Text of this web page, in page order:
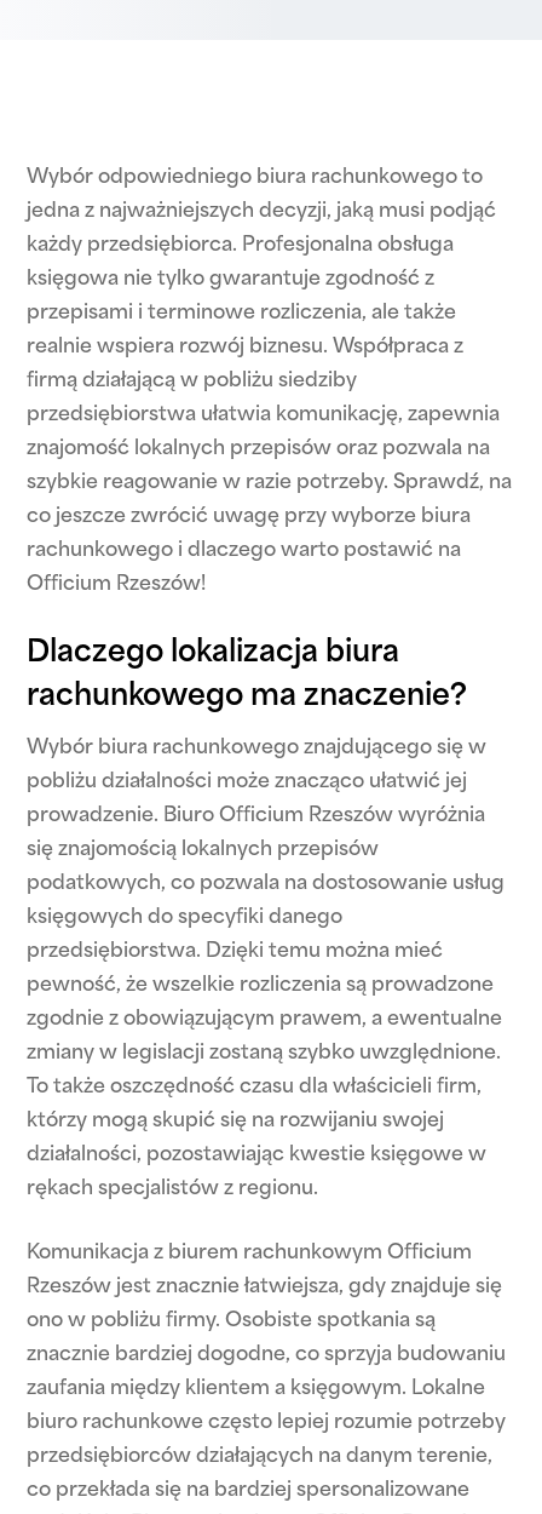
Wybór odpowiedniego biura rachunkowego to
jedna z najważniejszych decyzji, jaką musi podjąć
każdy przedsiębiorca. Profesjonalna obsługa
księgowa nie tylko gwarantuje zgodność z
przepisami i terminowe rozliczenia, ale także
realnie wspiera rozwój biznesu. Współpraca z
firmą działającą w pobliżu siedziby
przedsiębiorstwa ułatwia komunikację, zapewnia
znajomość lokalnych przepisów oraz pozwala na
szybkie reagowanie w razie potrzeby. Sprawdź, na
co jeszcze zwrócić uwagę przy wyborze biura
rachunkowego i dlaczego warto postawić na
Officium Rzeszów!
Dlaczego lokalizacja biura
rachunkowego ma znaczenie?
Wybór biura rachunkowego znajdującego się w
pobliżu działalności może znacząco ułatwić jej
prowadzenie. Biuro Officium Rzeszów wyróżnia
się znajomością lokalnych przepisów
podatkowych, co pozwala na dostosowanie usług
księgowych do specyfiki danego
przedsiębiorstwa. Dzięki temu można mieć
pewność, że wszelkie rozliczenia są prowadzone
zgodnie z obowiązującym prawem, a ewentualne
zmiany w legislacji zostaną szybko uwzględnione.
To także oszczędność czasu dla właścicieli firm,
którzy mogą skupić się na rozwijaniu swojej
działalności, pozostawiając kwestie księgowe w
rękach specjalistów z regionu.
Komunikacja z biurem rachunkowym Officium
Rzeszów jest znacznie łatwiejsza, gdy znajduje się
ono w pobliżu firmy. Osobiste spotkania są
znacznie bardziej dogodne, co sprzyja budowaniu
zaufania między klientem a księgowym. Lokalne
biuro rachunkowe często lepiej rozumie potrzeby
przedsiębiorców działających na danym terenie,
co przekłada się na bardziej spersonalizowane